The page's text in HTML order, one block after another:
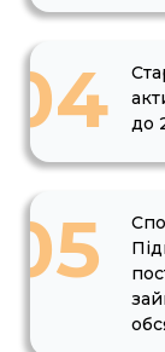
04
до
05